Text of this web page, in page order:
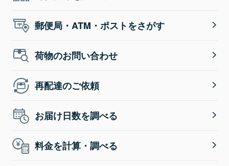
郵便局・ATM・ポストをさがす
荷物のお問い合わせ
再配達のご依頼
お届け日数を調べる
料金を計算・調べる